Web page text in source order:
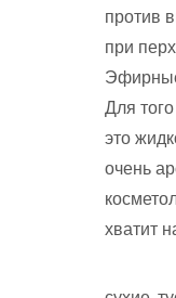
против
при
Для
это
очень
хватит